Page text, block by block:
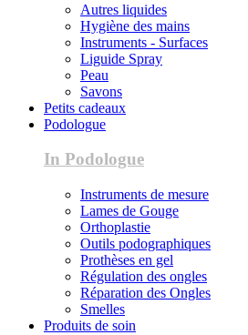
Autres liquides
Hygiène des mains
Instruments - Surfaces
Liguide Spray
Peau
Savons
Petits cadeaux
Podologue
In Podologue
Instruments de mesure
Lames de Gouge
Orthoplastie
Outils podographiques
Prothèses en gel
Régulation des ongles
Réparation des Ongles
Smelles
Produits de soin